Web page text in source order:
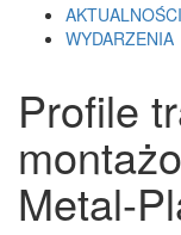
AKTUALNOŚCI
WYDARZENIA
Profile
Metal-